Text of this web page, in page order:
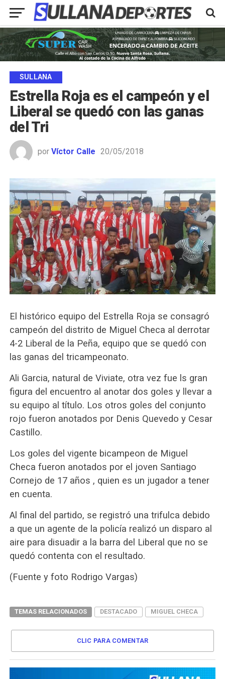
SULLANA
Estrella Roja es el campeón y el
Liberal se quedó con las ganas
del Tri
por Víctor Calle 20/05/2018
El histórico equipo del Estrella Roja se consagró
campeón del distrito de Miguel Checa al derrotar
4-2 Liberal de la Peña, equipo que se quedó con
las ganas del tricampeonato.
Ali Garcia, natural de Viviate, otra vez fue ls gran
figura del encuentro al anotar dos goles y llevar a
su equipo al título. Los otros goles del conjunto
rojo fueron anotados por Denis Quevedo y Cesar
Castillo.
Los goles del vigente bicampeon de Miguel
Checa fueron anotados por el joven Santiago
Cornejo de 17 años , quien es un jugador a tener
en cuenta.
Al final del partido, se registró una trifulca debido
a que un agente de la policía realizó un disparo al
aire para disuadir a la barra del Liberal que no se
quedó contenta con el resultado.
(Fuente y foto Rodrigo Vargas)
TEMAS RELACIONADOS DESTACADO MIGUEL CHECA
CLIC PARA COMENTAR